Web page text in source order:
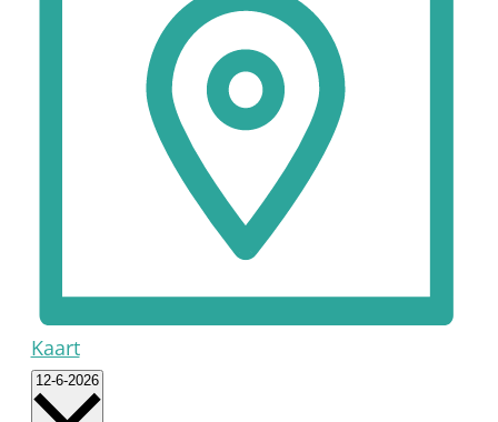
Kaart
12-6-2026 Selecteer